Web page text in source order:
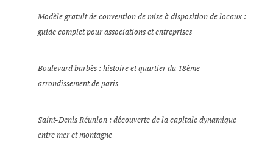
Modèle gratuit de convention de mise à disposition de locaux :
guide complet pour associations et entreprises
Boulevard barbès : histoire et quartier du 18ème
arrondissement de paris
Saint-Denis Réunion : découverte de la capitale dynamique
entre mer et montagne